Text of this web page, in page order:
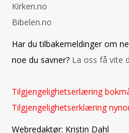
Kirken.no
Bibelen.no
Har du tilbakemeldinger om
noe du savner? La oss få vite
Tilgjengelighetserlæring
Tilgjengelighetserklæring
Webredaktør: Kristin Dahl